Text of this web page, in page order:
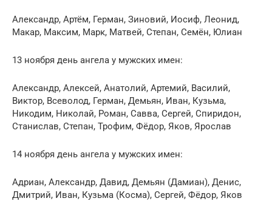
Александр, Артём, Герман, Зиновий, Иосиф, Леонид,
Макар, Максим, Марк, Матвей, Степан, Семён, Юлиан
13 ноября день ангела у мужских имен:
Александр, Алексей, Анатолий, Артемий, Василий,
Виктор, Всеволод, Герман, Демьян, Иван, Кузьма,
Никодим, Николай, Роман, Савва, Сергей, Спиридон,
Станислав, Степан, Трофим, Фёдор, Яков, Ярослав
14 ноября день ангела у мужских имен:
Адриан, Александр, Давид, Демьян (Дамиан), Денис,
Дмитрий, Иван, Кузьма (Косма), Сергей, Фёдор, Яков